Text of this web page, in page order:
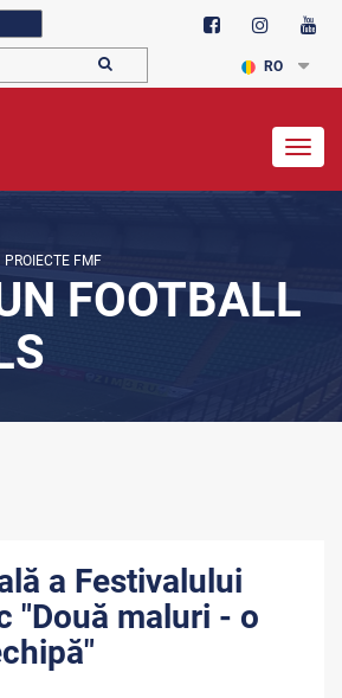
RO
PROIECTE FMF
FOOTBALL
a Festivalului
"Două maluri - o